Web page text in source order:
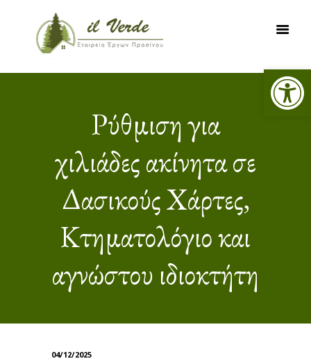
Ανοίξτε τη γραμμή εργαλείων
Ρύθμιση για
χιλιάδες ακίνητα σε
Δασικούς Χάρτες,
Κτηματολόγιο και
αγνώστου ιδιοκτήτη
ΥΠΗΡΕΣΙΕΣ
ΕΡΓΑ
ΔΑΣΙΚΟΙ ΧΑΡΤΕΣ
ΨΗΦΙΑΚΗ
ΧΑΡΤΟΓΡΑΦΗΣΗ
ΝΕΑ
ΕΠΙΚΟΙΝΩΝΙΑ
04/12/2025